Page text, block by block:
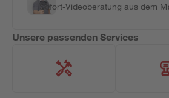
Sofort-Videoberatung aus dem
Unsere passenden Services